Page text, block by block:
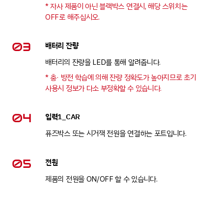
* 자사 제품이 아닌 블랙박스 연결시, 해당 스위치는
OFF로 해주십시오.
03 배터리 잔량
배터리의 잔량을 LED를 통해 알려줍니다.
* 충· 방전 학습에 의해 잔량 정확도가 높아지므로 초기
사용시 정보가 다소 부정확할 수 있습니다.
04 입력1_CAR
퓨즈박스 또는 시거잭 전원을 연결하는 포트입니다.
05 전원
제품의 전원을 ON/OFF 할 수 있습니다.